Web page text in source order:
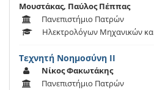
Μουστάκας, Παύλος Πέππας
Πανεπιστήμιο Πατρών
Ηλεκτρολόγων Μηχανικών
Τεχνητή Νοημοσύνη ΙΙ
Νίκος Φακωτάκης
Πανεπιστήμιο Πατρών